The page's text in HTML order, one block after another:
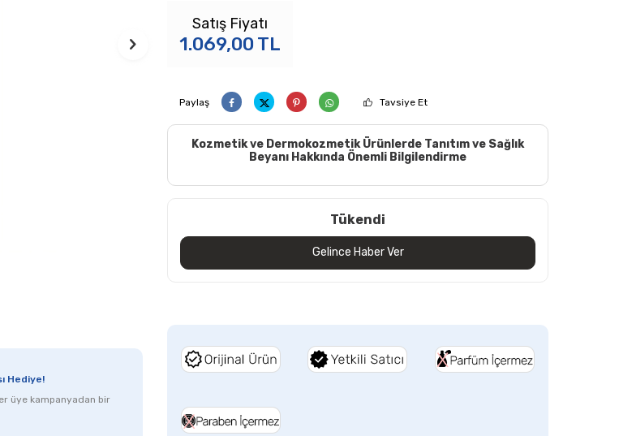
Satış Fiyatı
1.069,00 TL
Paylaş Tavsiye Et
Kozmetik ve Dermokozmetik Ürünlerde Tanıtım ve Sağlık
Beyanı Hakkında Önemli Bilgilendirme
Tükendi
Gelince Haber Ver
Hediye!
üye kampanyadan bir